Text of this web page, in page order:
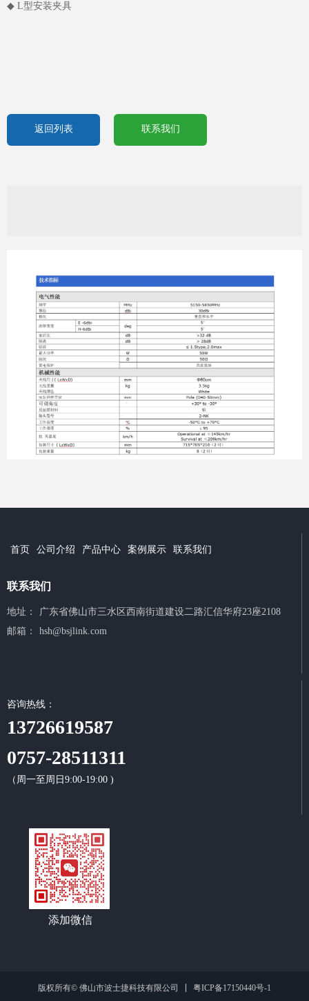
返回列表 联系我们
◆ L型安装夹具
首页 公司介绍 产品中心 案例展示 联系我们
联系我们
地址：
广东省佛山市三水区西南街道建设二路汇信华府23座2108
邮箱：
hsh@bsjlink.com
咨询热线：
13726619587
0757-28511311
（周一至周日9:00-19:00 )
添加微信
版权所有© 佛山市波士捷科技有限公司 粤ICP备17150440号-1